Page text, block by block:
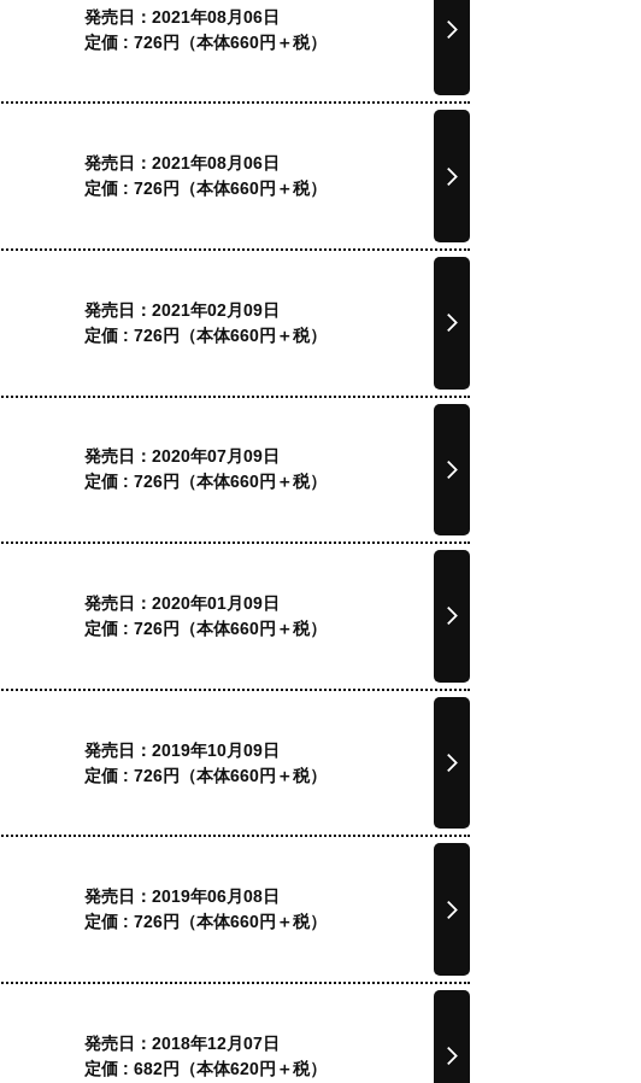
発売日：2021年08月06日
定価 : 726円（本体660円＋税）
発売日：2021年08月06日
定価 : 726円（本体660円＋税）
発売日：2021年02月09日
定価 : 726円（本体660円＋税）
発売日：2020年07月09日
定価 : 726円（本体660円＋税）
発売日：2020年01月09日
定価 : 726円（本体660円＋税）
発売日：2019年10月09日
定価 : 726円（本体660円＋税）
発売日：2019年06月08日
定価 : 726円（本体660円＋税）
発売日：2018年12月07日
定価 : 682円（本体620円＋税）